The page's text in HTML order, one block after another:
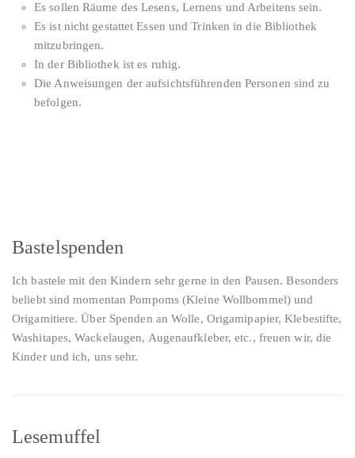
Es sollen Räume des Lesens, Lernens und Arbeitens sein.
Es ist nicht gestattet Essen und Trinken in die Bibliothek
mitzubringen.
In der Bibliothek ist es ruhig.
Die Anweisungen der aufsichtsführenden Personen sind zu
befolgen.
Bastelspenden
Ich bastele mit den Kindern sehr gerne in den Pausen. Besonders
beliebt sind momentan Pompoms (Kleine Wollbommel) und
Origamitiere. Über Spenden an Wolle, Origamipapier, Klebestifte,
Washitapes, Wackelaugen, Augenaufkleber, etc., freuen wir, die
Kinder und ich, uns sehr.
Lesemuffel